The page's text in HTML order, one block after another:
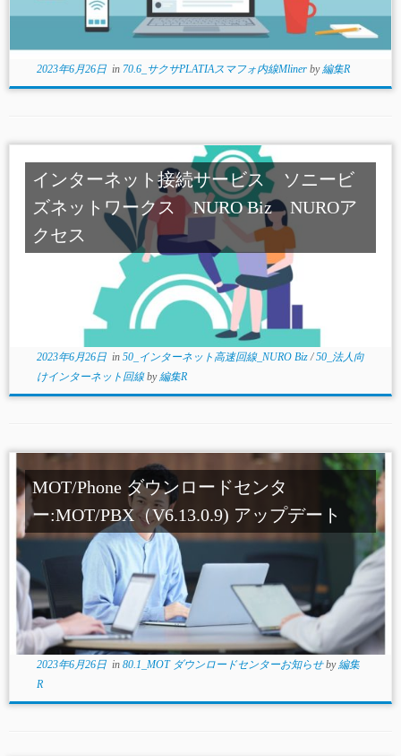
2023年6月26日in 70.6_サクサPLATIAスマフォ内線Mliner by編集R
インターネット接続サービス ソニービ
ズネットワークス NURO Biz NUROア
クセス
2023年6月26日in 50_インターネット高速回線_NURO Biz/50_法人向
けインターネット回線by編集R
MOT/Phone ダウンロードセンタ
ー:MOT/PBX（V6.13.0.9) アップデート
2023年6月26日in 80.1_MOT ダウンロードセンターお知らせby編集
R